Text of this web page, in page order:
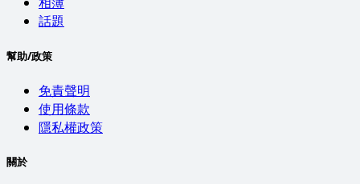
話題
幫助/政策
免責聲明
使用條款
隱私權政策
關於